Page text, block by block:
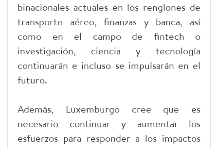
binacionales actuales en los renglones de
transporte aéreo, finanzas y banca, así
como en el campo de fintech o
investigación, ciencia y tecnología
continuarán e incluso se impulsarán en el
futuro.
Además, Luxemburgo cree que es
necesario continuar y aumentar los
esfuerzos para responder a los impactos